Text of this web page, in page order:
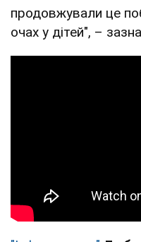
продовжували це
очах у дітей", –